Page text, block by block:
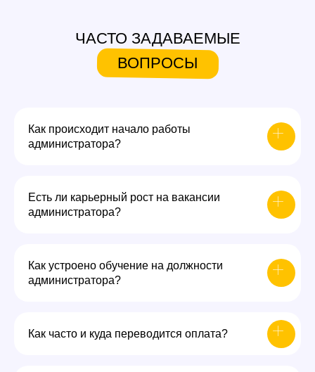
ЧАСТО ЗАДАВАЕМЫЕ
ВОПРОСЫ
Как происходит начало работы
администратора?
Есть ли карьерный рост на вакансии
администратора?
Как устроено обучение на должности
администратора?
Как часто и куда переводится оплата?